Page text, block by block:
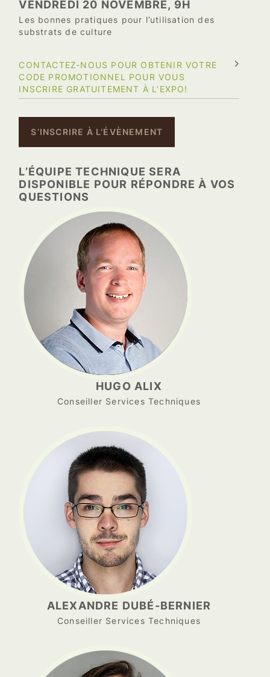
VENDREDI 20 NOVEMBRE, 9H
Les bonnes pratiques pour l’utilisation des
substrats de culture
CONTACTEZ-NOUS POUR OBTENIR VOTRE
CODE PROMOTIONNEL POUR VOUS
INSCRIRE GRATUITEMENT À L’EXPO!
S’INSCRIRE À L’ÉVÈNEMENT
L’ÉQUIPE TECHNIQUE SERA
DISPONIBLE POUR RÉPONDRE À VOS
QUESTIONS
HUGO ALIX
Conseiller Services Techniques
ALEXANDRE DUBÉ-BERNIER
Conseiller Services Techniques